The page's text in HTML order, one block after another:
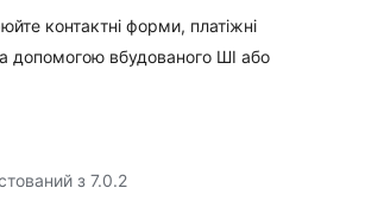
контактні форми, платіжні
допомогою вбудованого ШІ або
з 7.0.2